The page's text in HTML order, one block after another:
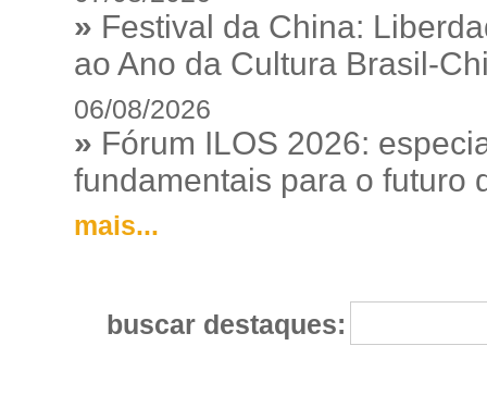
» Festival da China:
ao Ano da Cultura Brasil-
06/08/2026
» Fórum ILOS 2026:
fundamentais para o futuro
mais...
buscar destaques: